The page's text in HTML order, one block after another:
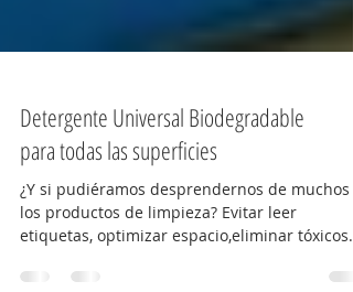
Detergente Universal Biodegradable
para todas las superficies
¿Y si pudiéramos desprendernos de muchos
los productos de limpieza? Evitar leer